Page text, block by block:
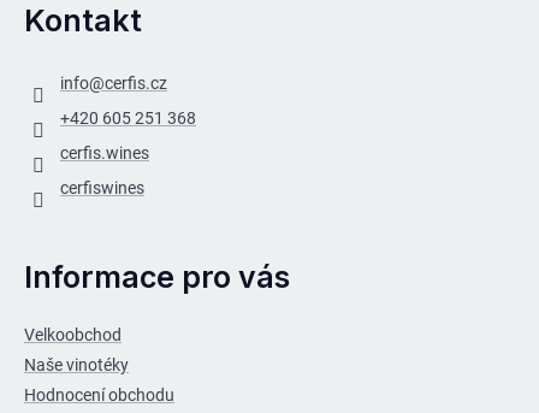
Kontakt
info@cerfis.cz
+420 605 251 368
cerfis.wines
cerfiswines
Informace pro vás
Velkoobchod
Naše vinotéky
Hodnocení obchodu